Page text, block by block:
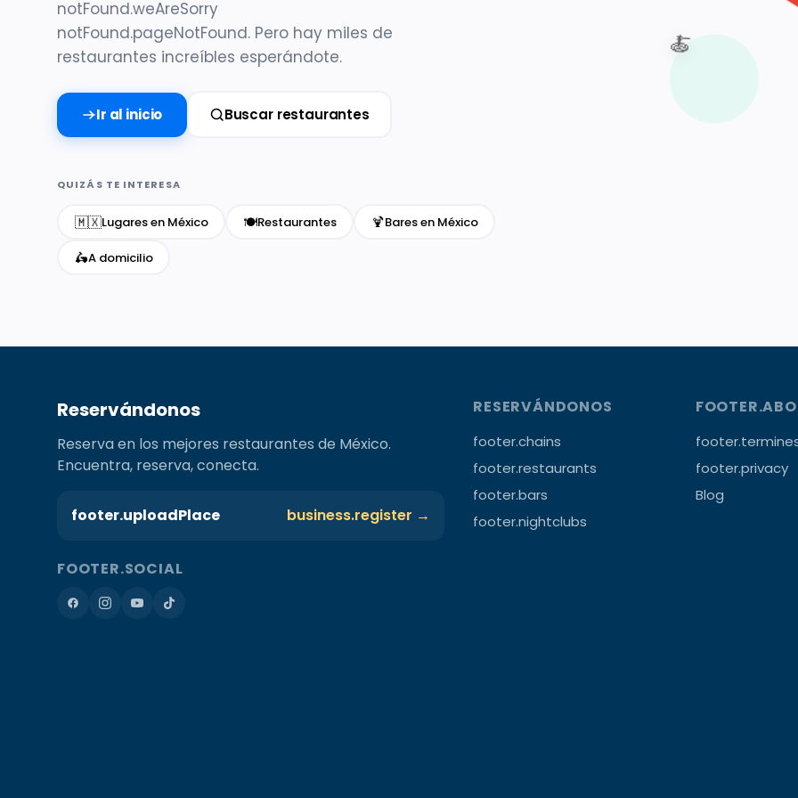
notFound.weAreSorry
notFound.pageNotFound. Pero hay miles de
restaurantes increíbles esperándote.
Ir al inicio Buscar restaurantes
QUIZÁS TE INTERESA
🇲🇽Lugares en México 🍽️Restaurantes 🍹Bares en México
🛵A domicilio
🍝
Reservándonos
Reserva en los mejores restaurantes de México.
Encuentra, reserva, conecta.
footer.uploadPlace business.register →
FOOTER.SOCIAL
RESERVÁNDONOS
footer.chains
footer.restaurants
footer.bars
footer.nightclubs
footer.privacy
Blog